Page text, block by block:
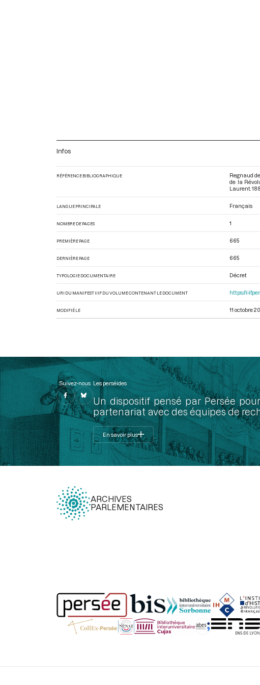
Infos
RÉFÉRENCE BIBLIOGRAPHIQUE
Regnaud
de la
Laurent.
LANGUE PRINCIPALE Français
NOMBRE DE PAGES 1
PREMIÈRE PAGE 665
DERNIÈRE PAGE 665
TYPOLOGIE DOCUMENTAIRE Décret
URI DU MANIFEST IIIF DU VOLUME CONTENANT LE DOCUMENT https://
MODIFIÉ LE 11 octobre
Suivez-nous Les perséides
Un dispositif pensé par Persée
partenariat avec des équipes de
En savoir plus
ARCHIVES
PARLEMENTAIRES
Légal